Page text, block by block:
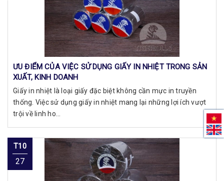
ƯU ĐIỂM CỦA VIỆC SỬ DỤNG GIẤY IN NHIỆT TRONG SẢN
XUẤT, KINH DOANH
Giấy in nhiệt là loại giấy đặc biệt không cần mực in truyền
thống. Việc sử dụng giấy in nhiệt mang lại những lợi ích vượt
trội về linh ho...
T10
27